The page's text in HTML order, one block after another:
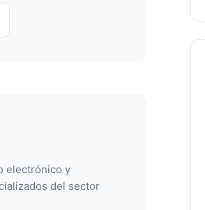
electrónico y
del sector